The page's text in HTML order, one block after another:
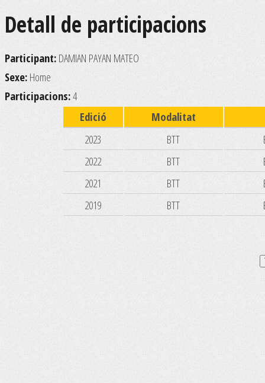
Detall de participacions
Participant: DAMIAN PAYAN MATEO
Sexe: Home
Participacions:4
Edició
Modalitat
2023
BTT
2022
BTT
2021
BTT
2019
BTT